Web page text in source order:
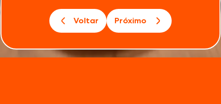
Voltar Próximo